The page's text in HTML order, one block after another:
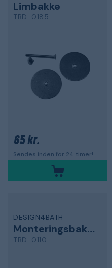
Limbakke
TBD-0185
65 kr.
Sendes inden for 24 timer!
DESIGN4BATH
Monteringsbakke
TBD-0110